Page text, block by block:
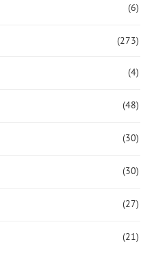
(6)
(273)
(4)
(48)
(30)
(30)
(27)
(21)